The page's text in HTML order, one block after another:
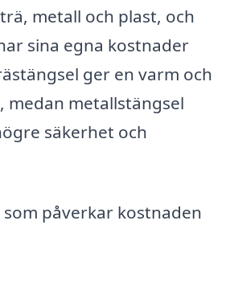
metall och plast, och
sina egna kostnader
ger en varm och
medan metallstängsel
säkerhet och
påverkar kostnaden